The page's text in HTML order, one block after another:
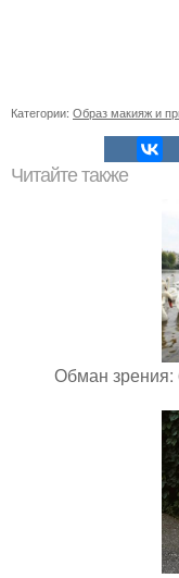
Категории: Образ макияж и
Читайте также
Обман зрения: